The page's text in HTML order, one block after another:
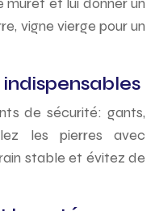
vigne vierge pour un
de sécurité: gants,
les pierres avec
stable et évitez de